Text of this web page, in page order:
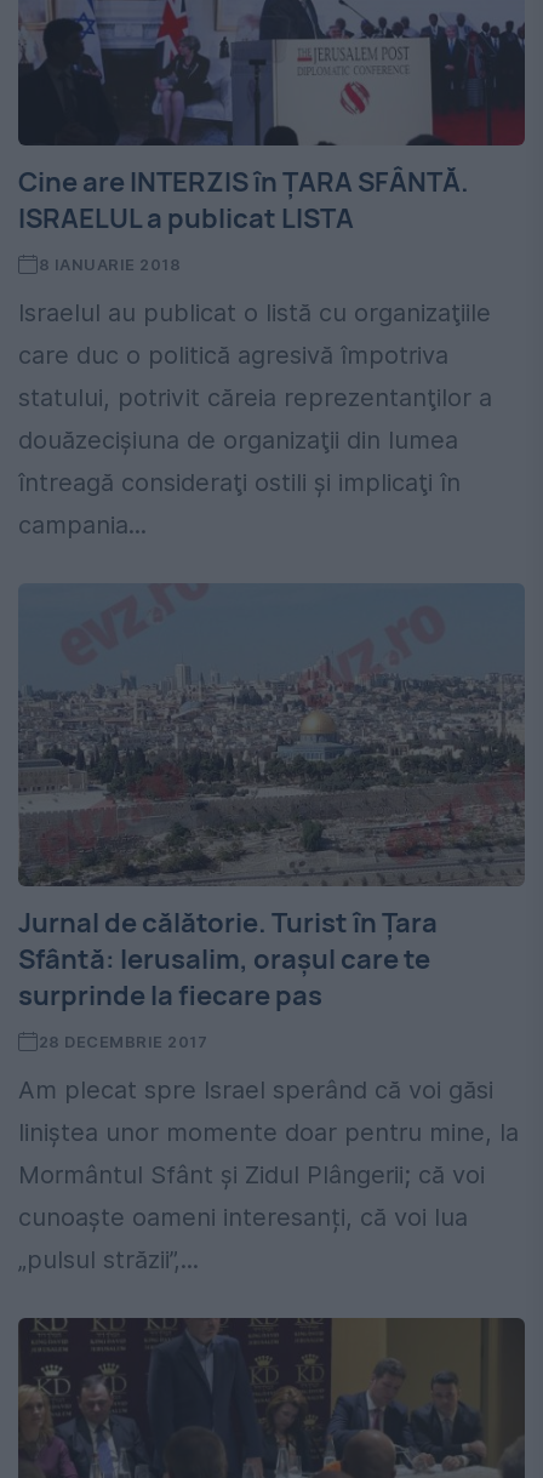
Cine are INTERZIS în ȚARA SFÂNTĂ.
ISRAELUL a publicat LISTA
8 IANUARIE 2018
Israelul au publicat o listă cu organizaţiile
care duc o politică agresivă împotriva
statului, potrivit căreia reprezentanţilor a
douăzecişiuna de organizaţii din lumea
întreagă consideraţi ostili şi implicaţi în
campania...
Jurnal de călătorie. Turist în Țara
Sfântă: Ierusalim, orașul care te
surprinde la fiecare pas
28 DECEMBRIE 2017
Am plecat spre Israel sperând că voi găsi
liniștea unor momente doar pentru mine, la
Mormântul Sfânt și Zidul Plângerii; că voi
cunoaște oameni interesanți, că voi lua
„pulsul străzii”,...